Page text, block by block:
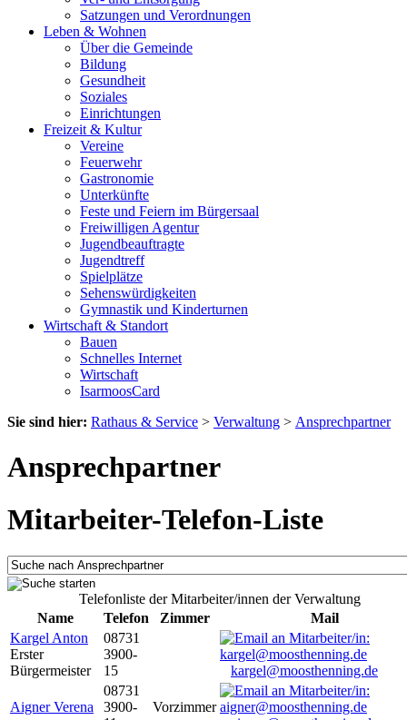
Satzungen und Verordnungen
Leben & Wohnen
Über die Gemeinde
Bildung
Gesundheit
Soziales
Einrichtungen
Freizeit & Kultur
Vereine
Feuerwehr
Gastronomie
Unterkünfte
Feste und Feiern im Bürgersaal
Freiwilligen Agentur
Jugendbeauftragte
Jugendtreff
Spielplätze
Sehenswürdigkeiten
Gymnastik und Kinderturnen
Wirtschaft & Standort
Bauen
Schnelles Internet
Wirtschaft
IsarmoosCard
Sie sind hier: Rathaus & Service > Verwaltung > Ansprechpartner
Ansprechpartner
Mitarbeiter-Telefon-Liste
Telefonliste der Mitarbeiter/innen der Verwaltung
Name
Telefon Zimmer
Mail
Kargel Anton
Erster
Bürgermeister
08731
3900-
15
kargel@moosthenning.de
Aigner Verena
08731
3900-
Vorzimmer